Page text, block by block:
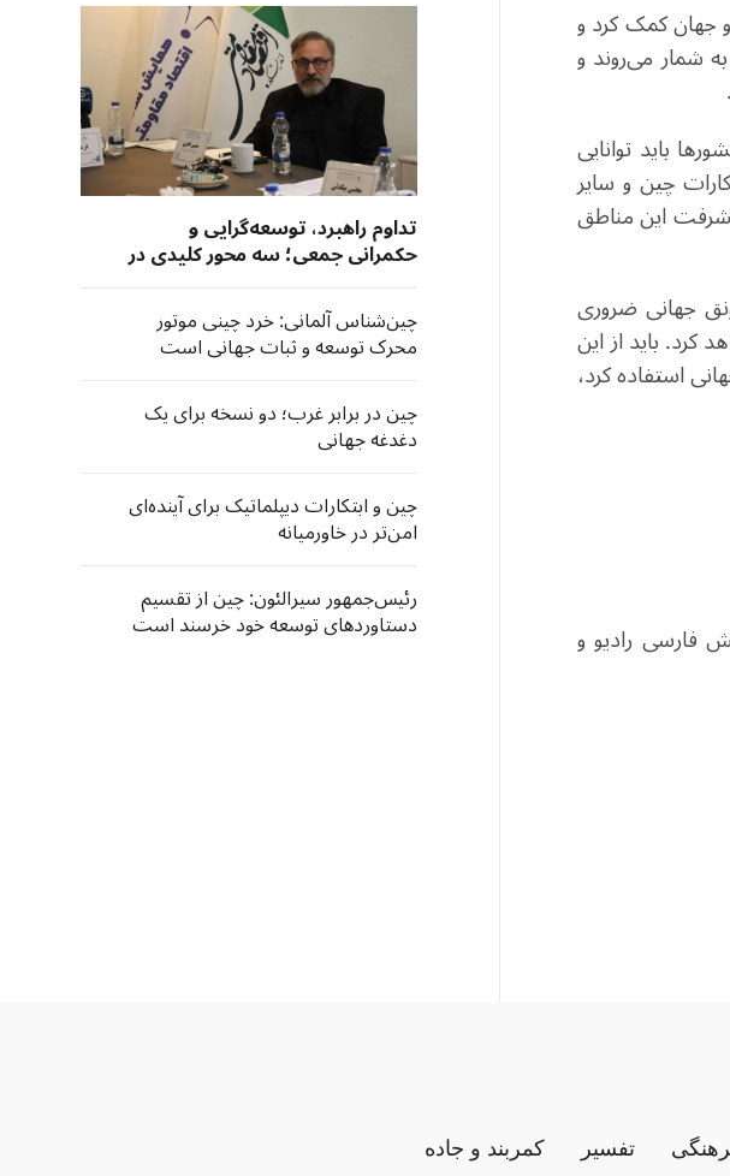
جهان کمک کرد و
شمار می‌روند و
.
باید توانایی
چین و سایر
این مناطق
جهانی ضروری
کرد. باید از این
استفاده کرد،
فارسی رادیو و
تداوم راهبرد، توسعه‌گرایی و
حکمرانی جمعی؛ سه محور کلیدی در
الگوی موفقیت حزب کمونیست
چین
چین‌شناس آلمانی: خرد چینی موتور
محرک توسعه و ثبات جهانی است
چین در برابر غرب؛ دو نسخه برای یک
دغدغه جهانی
چین و ابتکارات دیپلماتیک برای آینده‌ای
امن‌تر در خاورمیانه
رئیس‌جمهور سیرالئون: چین از تقسیم
دستاوردهای توسعه خود خرسند است
تفسیر کمربند و جاده